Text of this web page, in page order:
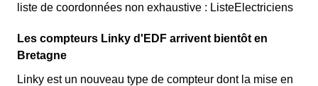
liste de coordonnées non exhaustive : ListeElectriciens
Les compteurs Linky d'EDF arrivent bientôt en
Bretagne
Linky est un nouveau type de compteur dont la mise en